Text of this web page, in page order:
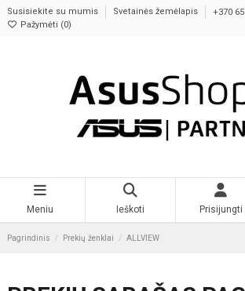
Susisiekite su mumis Svetainės žemėlapis
+370
Pažymėti (0)
Meniu Ieškoti Prisijungti
Pagrindinis Prekių ženklai ALLVIEW